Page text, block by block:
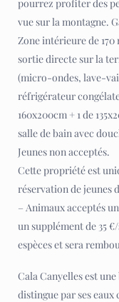
pourrez profiter des
vue sur la montagne.
Zone intérieure de 170
sortie directe sur la
(micro-ondes, lave-
réfrigérateur
160x200cm + 1 de
salle de bain avec
Jeunes non acceptés.
Cette propriété est
réservation de jeunes
– Animaux acceptés
un supplément de 35
espèces et sera
Cala Canyelles est
distingue par ses